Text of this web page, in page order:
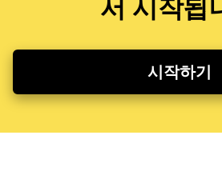
서 시작됩
시작하기